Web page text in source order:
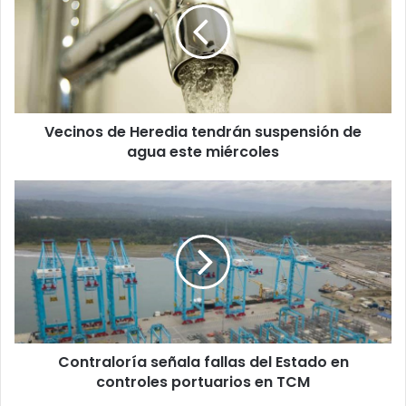
suspensión
miércoles
Vecinos de Heredia tendrán suspensión de
agua este miércoles
Contraloría
señala
del
Estado
controles
portuarios
en
Contraloría señala fallas del Estado en
controles portuarios en TCM